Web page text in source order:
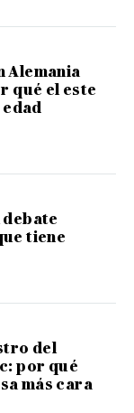
Alemania
qué el este
tiene
del
por qué
más cara